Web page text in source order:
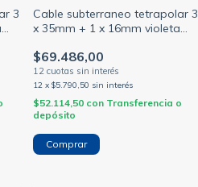
3
Cable subterraneo tetrapolar 3
x 35mm + 1 x 16mm violeta
$69.486,00
12 x$5.790,50 sin interés
$52.114,50 con Transferencia o
depósito